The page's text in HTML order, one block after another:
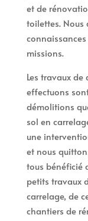
et de
toilettes. Nous
missions.
Les travaux de
effectuons
démolitions
sol en
une
et nous
tous bénéficié
petits travaux
carrelage, de
chantiers de